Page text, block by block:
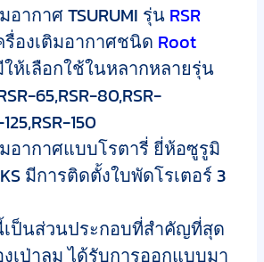
อากาศ TSURUMI รุ่น RSR
รื่องเติมอากาศชนิด Root
ห้เลือกใช้ในหลากหลายรุ่น
65,RSR-80,RSR-
150
มอากาศแบบโรตารี่ ยี่ห้อซูรูมิ
มีการติดตั้งใบพัดโรเตอร์ 3
เป็นส่วนประกอบที่สำคัญที่สุด
งเป่าลม ได้รับการออกแบบมา